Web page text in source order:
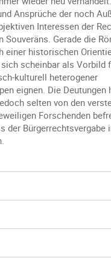
Ansprüche der noch
Interessen der
Souveräns. Gerade die
einer historischen
scheinbar als Vorbild
kulturell heterogener
eignen. Die
selten von den
Forschenden
der Bürgerrechtsvergabe